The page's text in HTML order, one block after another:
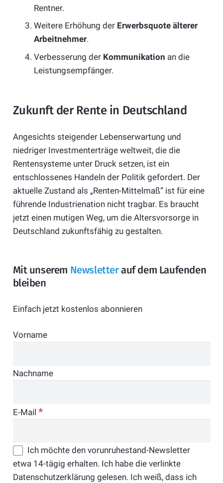
Rentner.
Weitere Erhöhung der Erwerbsquote älterer
Arbeitnehmer.
Verbesserung der Kommunikation an die
Leistungsempfänger.
Zukunft der Rente in Deutschland
Angesichts steigender Lebenserwartung und
niedriger Investmenterträge weltweit, die die
Rentensysteme unter Druck setzen, ist ein
entschlossenes Handeln der Politik gefordert. Der
aktuelle Zustand als „Renten-Mittelmaß“ ist für eine
führende Industrienation nicht tragbar. Es braucht
jetzt einen mutigen Weg, um die Altersvorsorge in
Deutschland zukunftsfähig zu gestalten.
Mit unserem Newsletterauf dem Laufenden
bleiben
Einfach jetzt kostenlos abonnieren
Vorname
Nachname
E-Mail *
Ich möchte den vorunruhestand-Newsletter
etwa 14-tägig erhalten. Ich habe die verlinkte
Datenschutzerklärung gelesen. Ich weiß, dass ich